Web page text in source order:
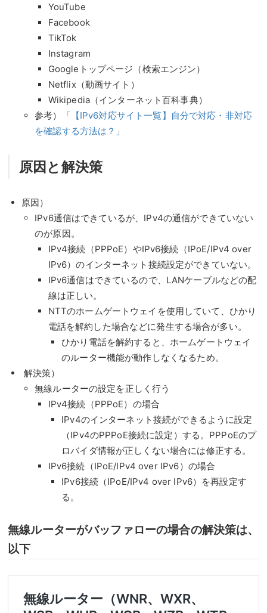
YouTube
Facebook
TikTok
Instagram
Googleトップページ（検索エンジン）
Netflix（動画サイト）
Wikipedia（インターネット百科事典）
参考）
「【IPv6対応サイト一覧】自分で対応・非対応
を確認する方法は？」
原因と解決策
原因）
IPv6通信はできているが、IPv4の通信ができていない
のが原因。
IPv4接続（PPPoE）やIPv6接続（IPoE/IPv4 over
IPv6）のインターネット接続設定ができていない。
IPv6通信はできているので、LANケーブルなどの配
線は正しい。
NTTのホームゲートウェイを使用していて、ひかり
電話を解約した場合などに発生する場合が多い。
ひかり電話を解約すると、ホームゲートウェイ
のルーター機能が動作しなくなるため。
解決策）
無線ルーターの設定を正しく行う
IPv4接続（PPPoE）の場合
IPv4のインターネット接続ができるように設定
（IPv4のPPPoE接続に設定）する。PPPoEのプ
ロバイダ情報が正しくない場合には修正する。
IPv6接続（IPoE/IPv4 over IPv6）の場合
IPv6接続（IPoE/IPv4 over IPv6）を再設定す
る。
無線ルーターがバッファローの場合の解決策は、
以下